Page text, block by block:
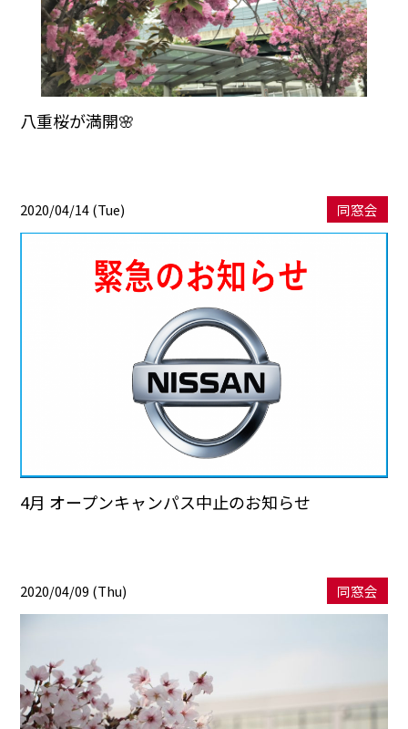
八重桜が満開🌸
2020/04/14 (Tue) 同窓会
4月 オープンキャンパス中止のお知らせ
2020/04/09 (Thu) 同窓会